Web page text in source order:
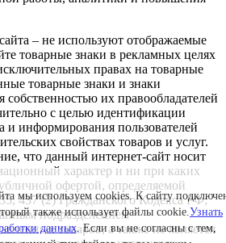
– не используют отображаемые
товарные знаки в рекламных целях
правах на товарные
товарные знаки и знаки
собственностью их правообладателей
с целью идентификации
и информирования пользователей
свойствах товаров и услуг.
что данный интернет-сайт носит
характер и ни при каких
офертой, определяемой
437 (2) Гражданского Кодекса РФ;
подразделением
товаров, а также не является
мы используем cookies. К сайту
также использует файлы cookie.Узнать
данных. Если вы не согласны с тем,